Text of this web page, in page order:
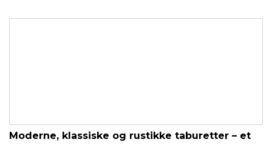
Moderne, klassiske og rustikke taburetter – et